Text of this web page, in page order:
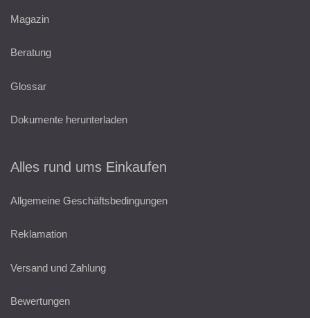
Magazin
Beratung
Glossar
Dokumente herunterladen
Alles rund ums Einkaufen
Allgemeine Geschäftsbedingungen
Reklamation
Versand und Zahlung
Bewertungen